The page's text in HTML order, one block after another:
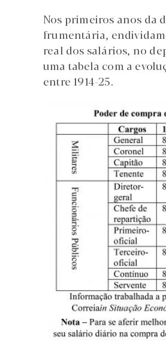
Nos primeiros anos da
frumentária,
real dos salários, no
uma tabela com a
entre 1914-25.